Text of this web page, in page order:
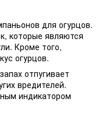
для огурцов.
которые являются
Кроме того,
огурцов.
отпугивает
вредителей.
индикатором